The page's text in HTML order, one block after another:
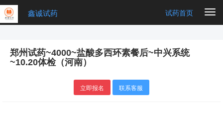
鑫诚试药 试药首页
郑州试药~4000~盐酸多西环素餐后~中兴系统
~10.20体检（河南）
立即报名 联系客服